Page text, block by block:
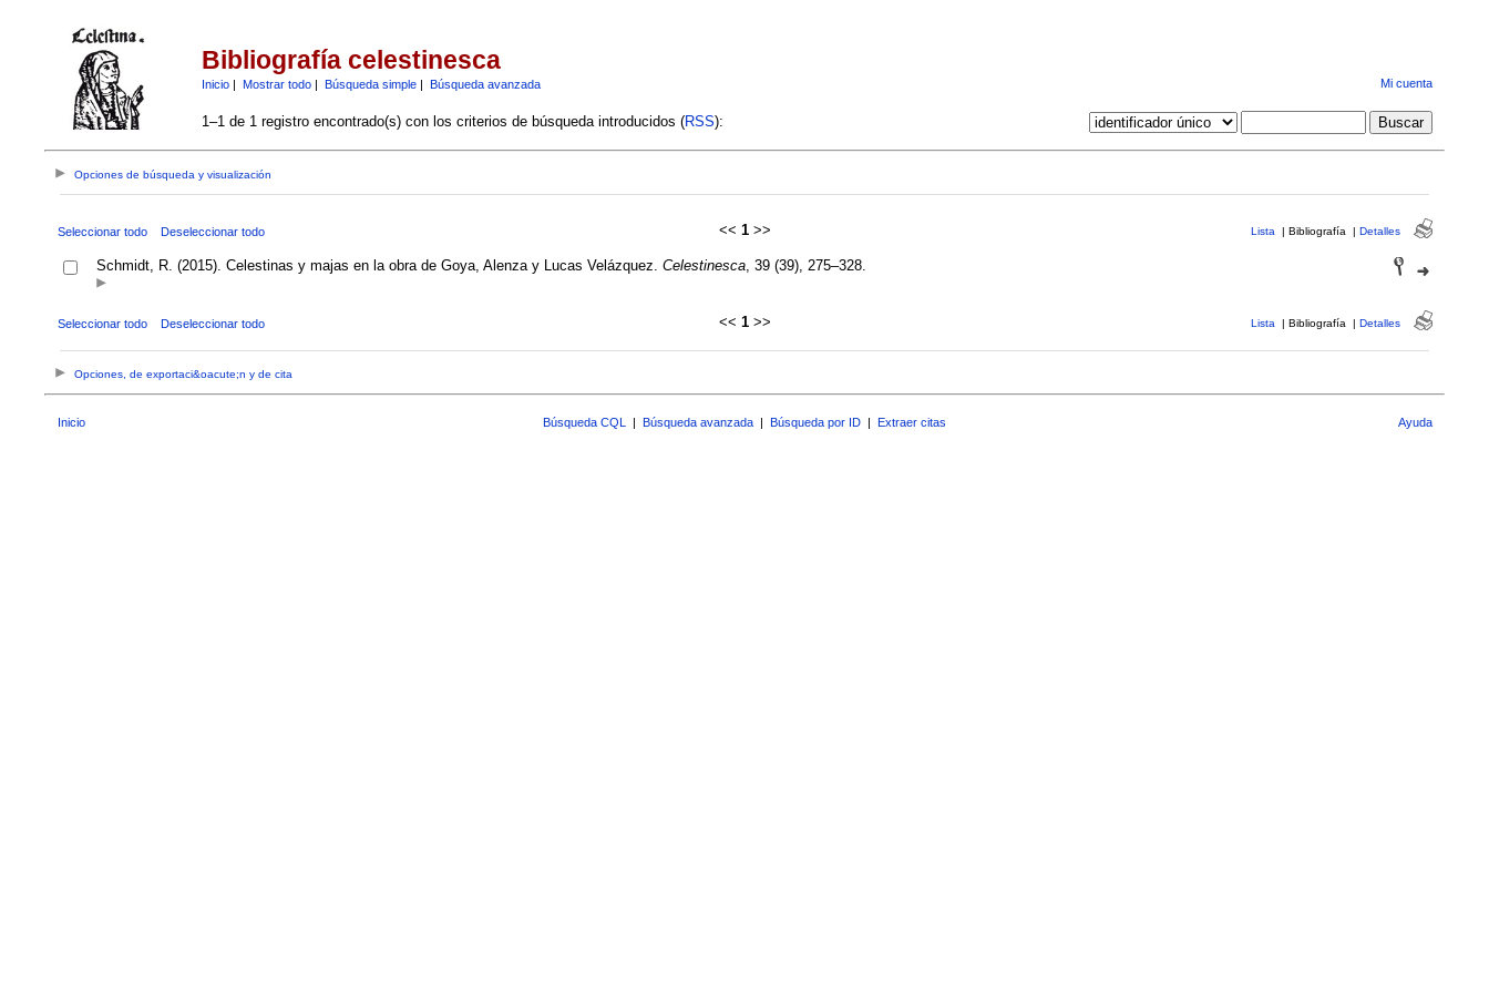
Bibliografía celestinesca
Inicio| Mostrar todo| Búsqueda simple| Búsqueda avanzada Mi cuenta
1–1 de 1 registro encontrado(s) con los criterios de búsqueda introducidos (RSS):
Opciones de búsqueda y visualización
Seleccionar todo Deseleccionar todo << 1>> Lista | Bibliografía | Detalles
Schmidt, R. (2015). Celestinas y majas en la obra de Goya, Alenza y Lucas Velázquez. Celestinesca, 39 (39), 275–328.
Seleccionar todo Deseleccionar todo << 1>> Lista | Bibliografía | Detalles
Opciones, de exportaci&oacute;n y de cita
Inicio Búsqueda CQL | Búsqueda avanzada | Búsqueda por ID | Extraer citas Ayuda